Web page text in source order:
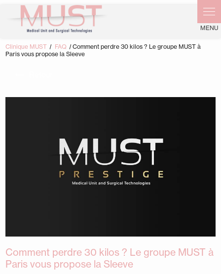
Clinique MUST FAQ
Comment perdre 30 kilos ? Le groupe MUST à
Paris vous propose la Sleeve
Comment perdre 30 kilos ? Le groupe MUST à
Paris vous propose la Sleeve
Panneau de gestion des cookies